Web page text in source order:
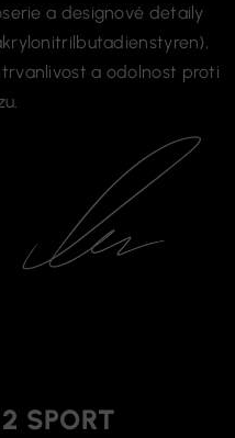
a designové detaily
a odolnost proti
SPORT